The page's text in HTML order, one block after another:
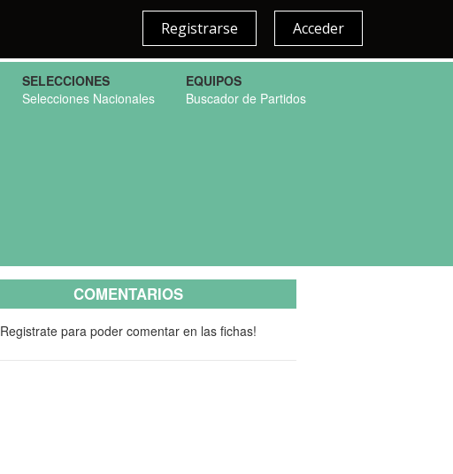
Acceder
Registrarse
SELECCIONES
Selecciones Nacionales
EQUIPOS
Buscador de Partidos
COMENTARIOS
Registrate para poder comentar en las fichas!